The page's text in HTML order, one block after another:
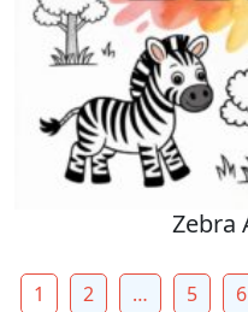
Zebra
1 2 … 5 6